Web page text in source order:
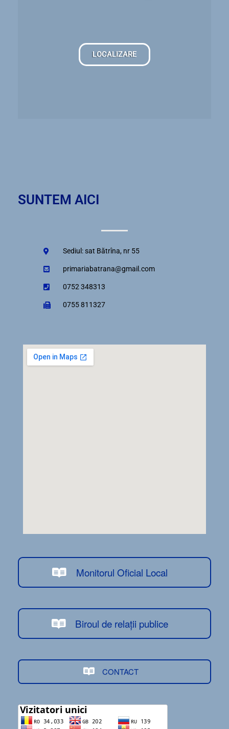
LOCALIZARE
SUNTEM AICI
Sediul: sat Bătrîna, nr 55
primariabatrana@gmail.com
0752 348313
0755 811327
Monitorul Oficial Local
Biroul de relații publice
CONTACT